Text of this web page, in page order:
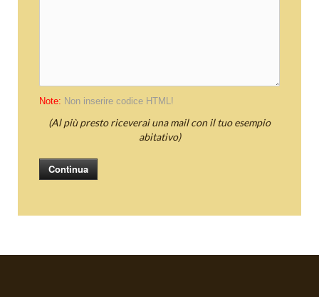
Note: Non inserire codice HTML!
(Al più presto riceverai una mail con il tuo esempio
abitativo)
Continua